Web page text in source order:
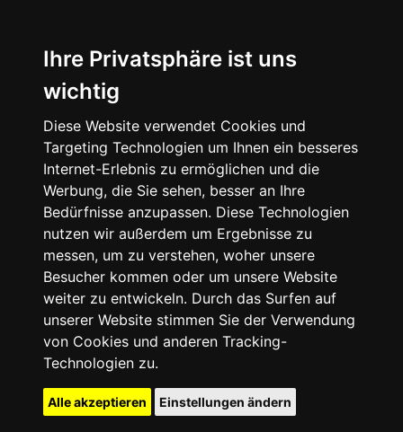
Ihre Privatsphäre ist uns
wichtig
Diese Website verwendet Cookies und
Targeting Technologien um Ihnen ein besseres
Internet-Erlebnis zu ermöglichen und die
Werbung, die Sie sehen, besser an Ihre
Bedürfnisse anzupassen. Diese Technologien
nutzen wir außerdem um Ergebnisse zu
messen, um zu verstehen, woher unsere
Besucher kommen oder um unsere Website
weiter zu entwickeln. Durch das Surfen auf
unserer Website stimmen Sie der Verwendung
von Cookies und anderen Tracking-
Technologien zu.
Alle akzeptieren Einstellungen ändern